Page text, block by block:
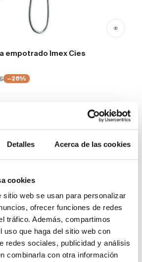
Detalles Acerca de las cookies
cookies
sitio web se usan para personalizar
ofrecer funciones de redes
tráfico. Además, compartimos
uso que haga del sitio web con
redes sociales, publicidad y análisis
combinarla con otra información
empotrado Imex Cies
−26%